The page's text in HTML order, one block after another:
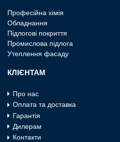
Професiйна хiмiя
Обладнання
Пiдлоговi покриття
Промислова пiдлога
Утеплення фасаду
КЛІЄНТАМ
Про нас
Оплата та доставка
Гарантія
Дилерам
Контакти